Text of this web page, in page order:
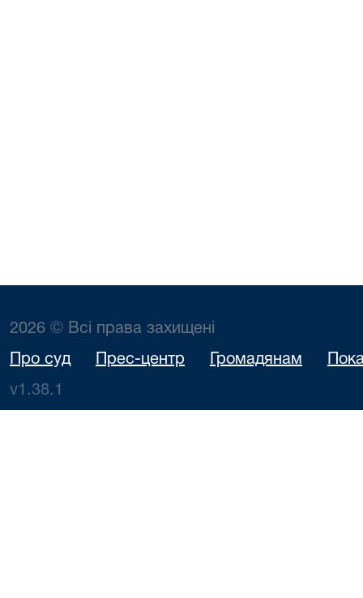
2026 © Всі права захищені
Про суд Прес-центр Громадянам
v1.38.1